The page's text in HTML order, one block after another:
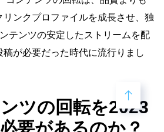
ンクプロファイルを成長させ、独
テンツの安定したストリームを配
が必要だった時代に流行りまし
ツの回転を2023